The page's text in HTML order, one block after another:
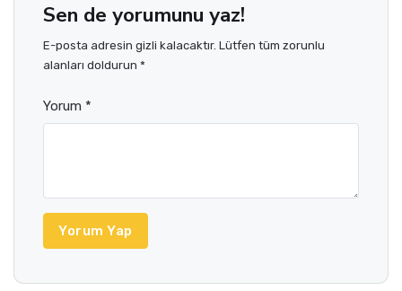
Sen de yorumunu yaz!
E-posta adresin gizli kalacaktır. Lütfen tüm zorunlu
alanları doldurun *
Yorum *
Yorum Yap